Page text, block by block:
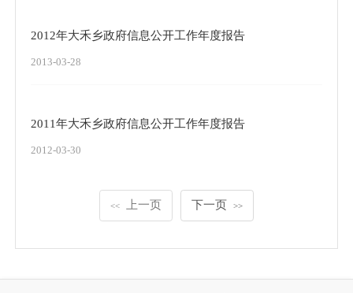
2012年大禾乡政府信息公开工作年度报告
2013-03-28
2011年大禾乡政府信息公开工作年度报告
2012-03-30
<< 上一页 下一页 >>